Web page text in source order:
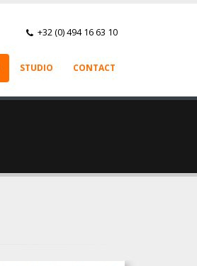
+32 (0) 494 16 63 10
STUDIO CONTACT